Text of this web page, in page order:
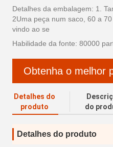
Detalhes da embalagem: 1.
2Uma peça num saco, 60 a
vindo ao se
Habilidade da fonte: 80000
Obtenha o melhor
Detalhes do
produto
do
Detalhes do produto